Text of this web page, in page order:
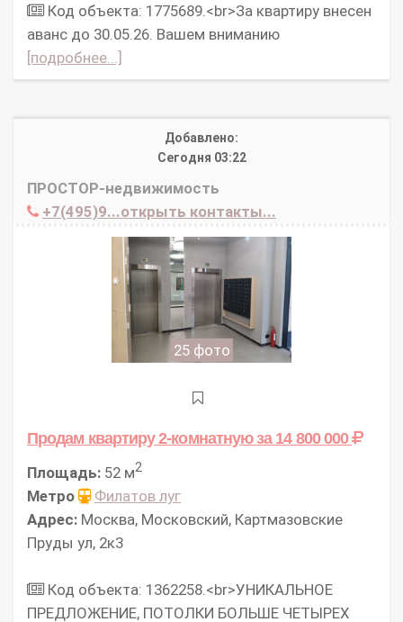
Код объекта: 1775689.<br>За квартиру внесен
аванс до 30.05.26. Вашем вниманию
[подробнее...]
Добавлено:
Сегодня 03:22
ПРОСТОР-недвижимость
+7(495)9...открыть контакты...
25 фото
Продам квартиру 2-комнатнуюза 14 800 000
Площадь: 52 м2
Метро
Филатов луг
Адрес: Москва, Московский, Картмазовские
Пруды ул, 2к3
Код объекта: 1362258.<br>УНИКАЛЬНОЕ
ПРЕДЛОЖЕНИЕ, ПОТОЛКИ БОЛЬШЕ ЧЕТЫРЕХ